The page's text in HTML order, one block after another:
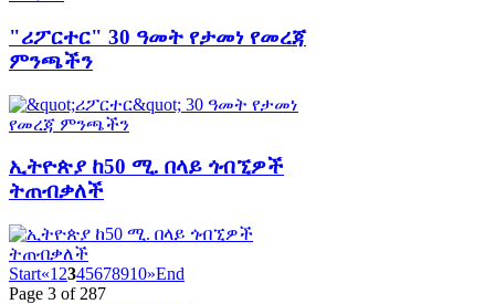
"ሪፖርተር" 30 ዓመት የታመነ የመረጃ
ምንጫችን
ኢትዮጵያ ከ50 ሚ. በላይ ጎብኚዎች
ትጠብቃለች
Start«1 2345678910»End
Page 3 of 287